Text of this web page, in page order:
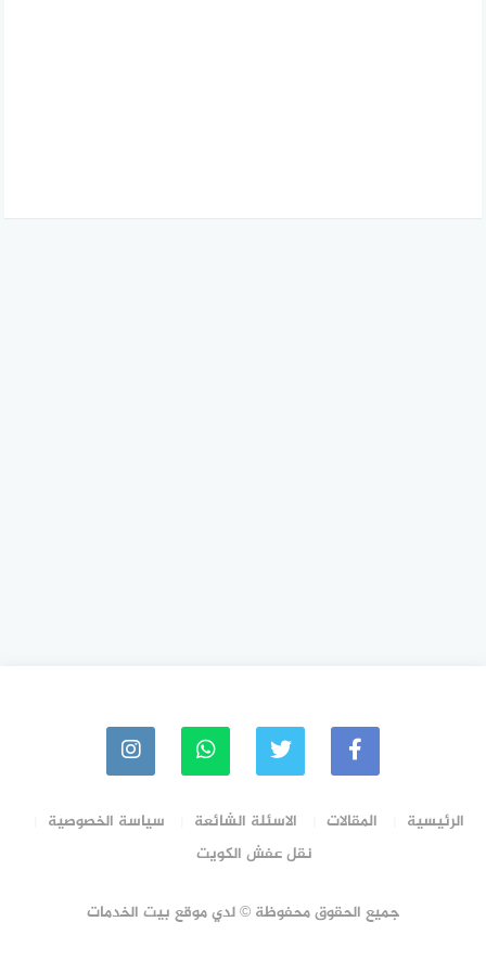
الرئيسية المقالات الاسئلة الشائعة
سياسة الخصوصية
نقل عفش الكويت
جميع الحقوق محفوظة © لدي موقع بيت الخدمات